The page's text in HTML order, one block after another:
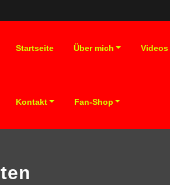
Startseite Über mich Videos
Kontakt Fan-Shop